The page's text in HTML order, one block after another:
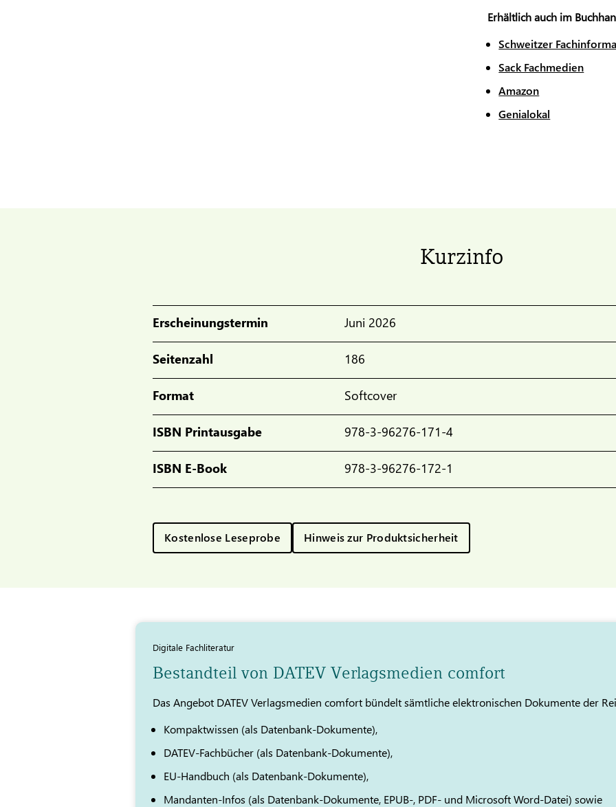
Erhältlich auch im
Schweitzer
Sack Fachmedien
Amazon
Genialokal
Kurzinfo
Erscheinungstermin Juni 2026
Seitenzahl 186
Format Softcover
ISBN Printausgabe 978-3-96276-171-4
ISBN E-Book 978-3-96276-172-1
Kostenlose Leseprobe Hinweis zur Produktsicherheit
Digitale Fachliteratur
Bestandteil von DATEV Verlagsmedien comfort
Das Angebot DATEV Verlagsmedien comfort bündelt sämtliche elektronischen Dokumente der
Kompaktwissen (als Datenbank-Dokumente),
DATEV-Fachbücher (als Datenbank-Dokumente),
EU-Handbuch (als Datenbank-Dokumente),
Mandanten-Infos (als Datenbank-Dokumente, EPUB-, PDF- und Microsoft Word-Datei) sowie